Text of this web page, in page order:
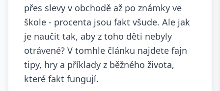
přes slevy v obchodě až po známky ve
škole - procenta jsou fakt všude. Ale jak
je naučit tak, aby z toho děti nebyly
otrávené? V tomhle článku najdete fajn
tipy, hry a příklady z běžného života,
které fakt fungují.